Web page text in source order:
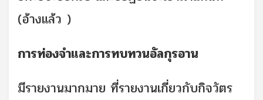
(อ้างแล้ว )
การท่องจำและการทบทวนอัลกุรอาน
มีรายงานมากมาย ที่รายงานเกี่ยวกับกิจวัตร